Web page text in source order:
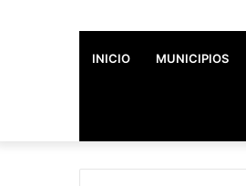
INICIO MUNICIPIOS